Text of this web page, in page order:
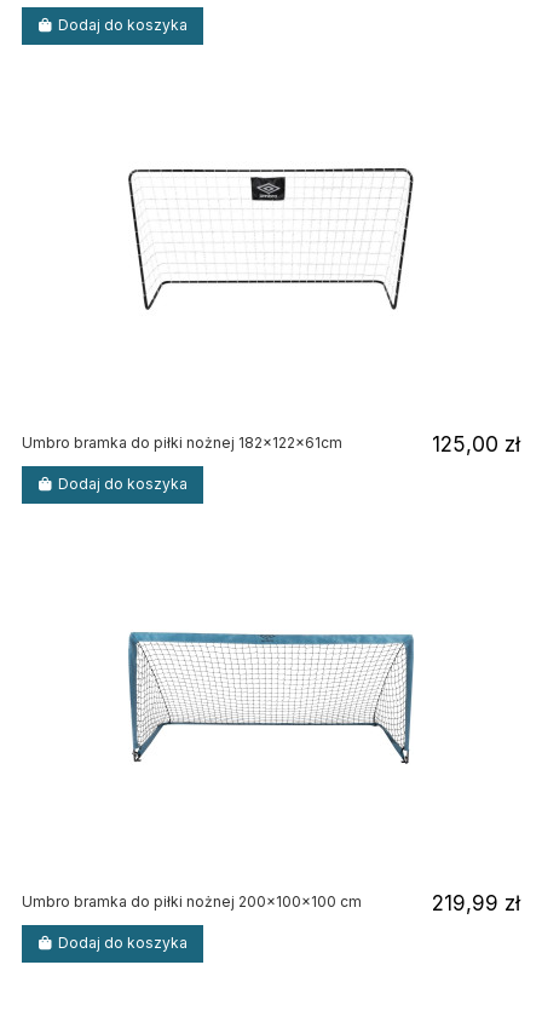
Dodaj do koszyka
Umbro bramka do piłki nożnej 182x122x61cm 125,00 zł
Dodaj do koszyka
Umbro bramka do piłki nożnej 200x100x100 cm 219,99 zł
Dodaj do koszyka